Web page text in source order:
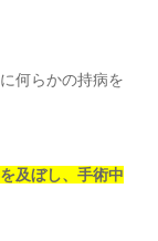
何らかの持病を
及ぼし、手術中